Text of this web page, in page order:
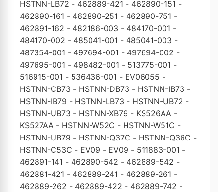
HSTNN-LB72 - 462889-421 - 462890-151 -
462890-161 - 462890-251 - 462890-751 -
462891-162 - 482186-003 - 484170-001 -
484170-002 - 485041-001 - 485041-003 -
487354-001 - 497694-001 - 497694-002 -
497695-001 - 498482-001 - 513775-001 -
516915-001 - 536436-001 - EV06055 -
HSTNN-CB73 - HSTNN-DB73 - HSTNN-IB73 -
HSTNN-IB79 - HSTNN-LB73 - HSTNN-UB72 -
HSTNN-UB73 - HSTNN-XB79 - KS526AA -
KS527AA - HSTNN-W52C - HSTNN-W51C -
HSTNN-UB79 - HSTNN-Q37C - HSTNN-Q36C -
HSTNN-C53C - EV09 - EV09 - 511883-001 -
462891-141 - 462890-542 - 462889-542 -
462881-421 - 462889-241 - 462889-261 -
462889-262 - 462889-422 - 462889-742 -